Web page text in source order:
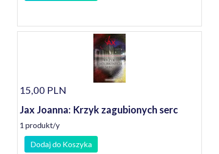
15,00 PLN
Jax Joanna: Krzyk zagubionych serc
1 produkt/y
Dodaj do Koszyka